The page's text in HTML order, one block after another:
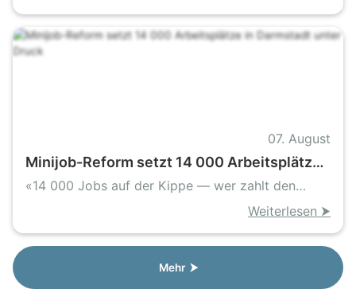
07. August
Minijob-Reform setzt 14 000 Arbeitsplätze
in Darmstadt unter Druck
«14 000 Jobs auf der Kippe — wer zahlt den
Weiterlesen ⮞
Mehr ⮞